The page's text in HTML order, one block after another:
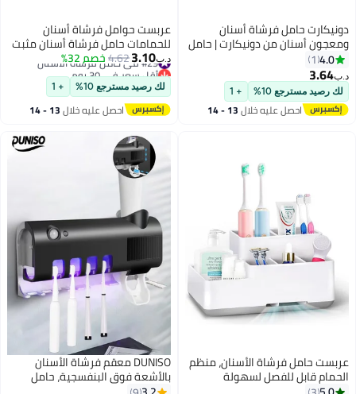
دونيكارت حامل فرشاة أسنان
ومعجون أسنان من دونيكارت | حامل
بـ 7 فتحات | حامل فرشاة أسنان من
الفولاذ المقاوم للصدأ للحمام |
مقاوم للصدأ | منظم جداري/سطحي
| فضي
4.0
1
د.ب‏3.64
لك رصيد مسترجع 10% + 1
احصل عليه خلال 13 - 14
عربست حوامل فرشاة أسنان
للحمامات حامل فرشاة أسنان مثبت
على الحائط موزع معجون أسنان
للأطفال حامل فرشاة أسنان
أوتوماتيكي حامل فرشاة أسنان
الحمام طقم حامل فرشاة أسنان
طقم إكسسوارات دش - رمادي
د.ب‏3.10
4.62خصم 32% #29 في حامل فرشاة الأسنان
أقل سعر في 30 يوم
#29 في حامل فرشاة الأسنان
لك رصيد مسترجع 10% + 1
احصل عليه خلال 13 - 14
عربست حامل فرشاة الأسنان، منظم
الحمام قابل للفصل لسهولة
DUNISO معقم فرشاة الأسنان
بالأشعة فوق البنفسجية، حامل